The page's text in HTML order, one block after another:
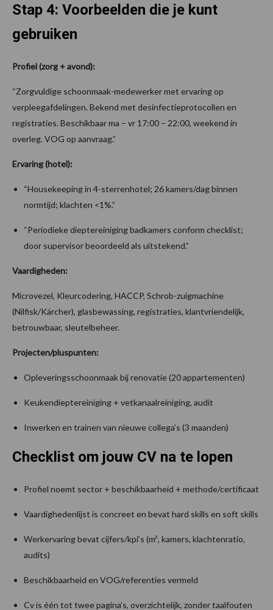
Stap 4: Voorbeelden die je kunt
gebruiken
Profiel (zorg + avond):
“Zorgvuldige schoonmaak-medewerker met ervaring op
verpleegafdelingen. Bekend met desinfectieprotocollen en
registraties. Beschikbaar ma – vr 17:00 – 22:00, weekend in
overleg. VOG op aanvraag.”
Ervaring (hotel):
“Housekeeping in 4-sterrenhotel; 26 kamers/dag binnen
normtijd; klachten <1%.”
“Periodieke dieptereiniging badkamers conform checklist;
door supervisor beoordeeld als uitstekend.”
Vaardigheden:
Microvezel, Kleurcodering, HACCP, Schrob-zuigmachine
(Nilfisk/Kärcher), glasbewassing, registraties, klantvriendelijk,
betrouwbaar, sleutelbeheer.
Projecten/pluspunten:
Opleveringsschoonmaak bij renovatie (20 appartementen)
Keukendieptereiniging + vetkanaalreiniging, audit
Inwerken en trainen van nieuwe collega’s (3 maanden)
Checklist om jouw CV na te lopen
Profiel noemt sector + beschikbaarheid + methode/certificaat
Vaardighedenlijst is concreet en bevat hard skills en soft skills
Werkervaring bevat cijfers/kpi’s (m², kamers, klachtenratio,
audits)
Beschikbaarheid en VOG/referenties vermeld
Cv is één tot twee pagina’s, overzichtelijk, zonder taalfouten